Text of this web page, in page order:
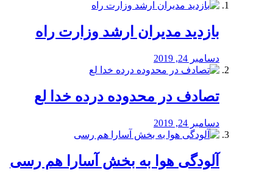
بازدید مدیران ارشد وزارت راه
دسامبر 24, 2019
تصادف در محدوده درده خدا لع
دسامبر 24, 2019
آلودگی هوا به بخش آسارا هم رسی